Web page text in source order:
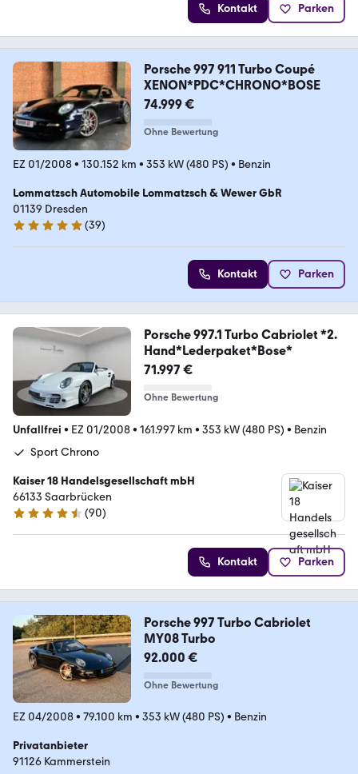
Kontakt Parken
Porsche 997 911 Turbo Coupé
XENON*PDC*CHRONO*BOSE
74.999 €
Ohne Bewertung
EZ 01/2008• 130.152 km • 353 kW (480 PS) • Benzin
Lommatzsch Automobile Lommatzsch & Wewer GbR
01139 Dresden
5 Sterne
(39)
Kontakt Parken
Porsche 997.1 Turbo Cabriolet *2.
Hand*Lederpaket*Bose*
71.997 €
Ohne Bewertung
Unfallfrei • EZ 01/2008• 161.997 km • 353 kW (480 PS) • Benzin
Sport Chrono
Kaiser 18 Handelsgesellschaft mbH
66133 Saarbrücken
4.4 Sterne
(90)
Kontakt Parken
Porsche 997 Turbo Cabriolet
MY08 Turbo
92.000 €
Ohne Bewertung
EZ 04/2008• 79.100 km • 353 kW (480 PS) • Benzin
Privatanbieter
91126 Kammerstein